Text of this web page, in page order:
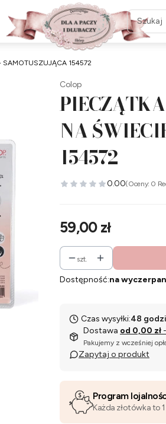
SAMOTUSZUJĄCA 154572
Colop
NA
154572
0.00(Oceny: 0
Cena
59,00 zł
szt.
Dostępność:na
Czas wysyłki:48
Dostawa od 0,00 zł
Pakujemy z wcześniej
Zapytaj o produkt
Program
Każda złotówka to